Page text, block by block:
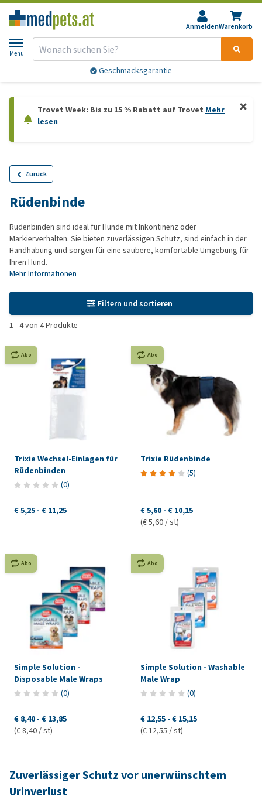
AnmeldenWarenkorb
Menu
Geschmacksgarantie
Trovet Week: Bis zu 15 % Rabatt auf Trovet Mehr
lesen
Zurück
Rüdenbinde
Rüdenbinden sind ideal für Hunde mit Inkontinenz oder
Markierverhalten. Sie bieten zuverlässigen Schutz, sind einfach in der
Handhabung und sorgen für eine saubere, komfortable Umgebung für
Ihren Hund.
Mehr Informationen
Filtern und sortieren
1 -4von 4Produkte
Abo
Trixie Wechsel-Einlagen für
Rüdenbinden
(0)
€ 5,25 - € 11,25
Abo
Trixie Rüdenbinde
(5)
€ 5,60 - € 10,15
(€ 5,60 / st)
Abo
Simple Solution -
Disposable Male Wraps
(0)
€ 8,40 - € 13,85
(€ 8,40 / st)
Abo
Simple Solution - Washable
Male Wrap
(0)
€ 12,55 - € 15,15
(€ 12,55 / st)
Zuverlässiger Schutz vor unerwünschtem
Urinverlust